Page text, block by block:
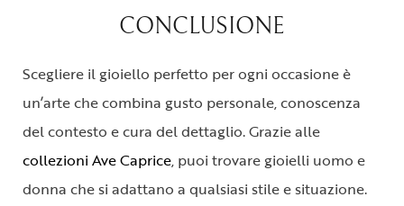
CONCLUSIONE
Scegliere il gioiello perfetto per ogni occasione è
un’arte che combina gusto personale, conoscenza
del contesto e cura del dettaglio. Grazie alle
collezioni Ave Caprice, puoi trovare gioielli uomo e
donna che si adattano a qualsiasi stile e situazione.